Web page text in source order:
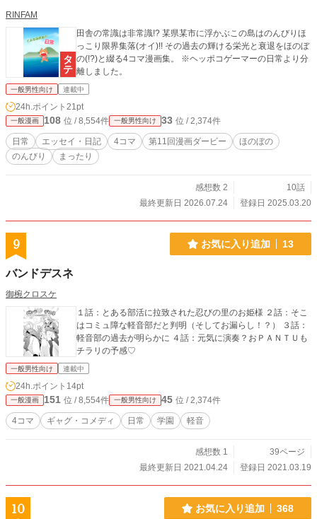
RINFAM
田舎の常識は非常識!? 某県某市に浮かぶこの島はのんびりほ
っこり限界集落(オイ)!! その過去の輝ける栄光と衰退をほのぼ
の(!?)と綴る4コマ漫画集。 ※ヘッポコゲーマーの日常より分
離しました。
一般男性向け 連載中
24h.ポイント 21pt
一般漫画 108 位 / 8,554件 一般男性向け 33 位 / 2,374件
日常 エッセイ・日記 4コマ 第11回漫画ダービー
ほのぼの
のんびり
まったり
感想数 2
10話
最終更新日 2026.07.24
登録日 2025.03.20
9 お気に入り追加 13
バンドデスネ
御椀クロスケ
１話：とある部活に拉致された忍びの里のお姫様 ２話：そこ
はコミュ障な軽音部だと判明（そしてお漏らし！？） ３話：
軽音部の過去が明らかに ４話：元気に演奏？おＰＡＮＴＵも
チラリの予感♡
一般男性向け 連載中
24h.ポイント 14pt
一般漫画 151 位 / 8,554件 一般男性向け 45 位 / 2,374件
4コマ ギャグ・コメディ 日常 学園 軽音
感想数 1
39ページ
最終更新日 2021.04.24
登録日 2021.03.19
10 お気に入り追加 368